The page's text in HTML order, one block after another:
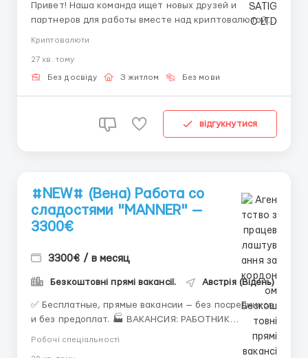
Привет! Наша команда ищет новых друзей и
партнеров для работы вместе над криптовалютой.
пригласить как опытных профессионалов, так и
начинающих, желающих узнать больше об этой
Криптовалюти
27 хв. тому
Без досвіду З житлом Без мови
відгукнутися
#NEW# (Вена) Работа со
сладостями "MANNER" —
3300€
3300€ / в месяц
Безкоштовні прямі вакансії. Австрія (Відень)
✅ Бесплатные, прямые вакансии — без посредников
и без предоплат. 🏭 ВАКАНСИЯ: РАБОТНИК
КОНДИТЕРСКОГО ПРОИЗВОДСТВА MANNER (ВЕНА,
Робочі спеціальності